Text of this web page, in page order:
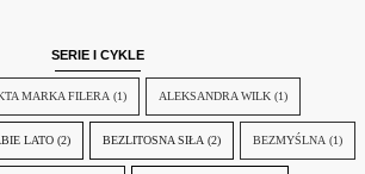
SERIE I CYKLE
MARKA FILERA (1) ALEKSANDRA WILK (1)
LATO (2) BEZLITOSNA SIŁA (2) BEZMYŚLNA (1)